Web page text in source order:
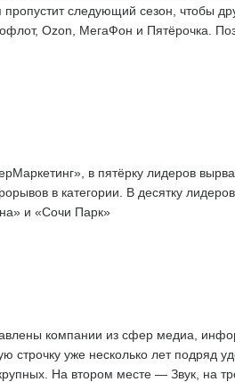
следующий сезон, чтобы
Ozon, МегаФон и Пятёрочка.
в пятёрку лидеров
в категории. В десятку
и «Сочи Парк»
компании из сфер медиа,
уже несколько лет подряд
На втором месте — Звук, на